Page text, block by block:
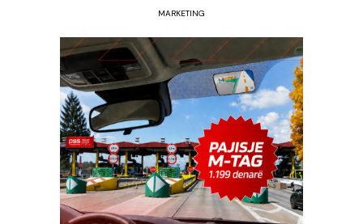
MARKETING